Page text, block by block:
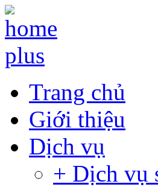
Trang chủ
Giới thiệu
Dịch vụ
+ Dịch vụ